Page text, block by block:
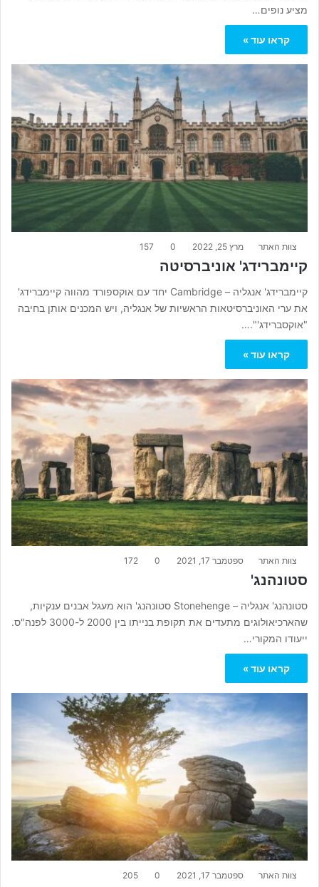
מציע נופים…
קראו עוד »
צוות האתר מרץ 25, 2022 0
157
קיימברידג' אוניברסיטה
קיימברידג' אנגליה – Cambridge יחד עם אוקספורד מהווה קיימברידג'
את ערי האוניברסיטאות הראשיות של אנגליה, ויש המכנים אותן בחיבה
"אוקסברידג'".…
קראו עוד »
צוות האתר ספטמבר 17, 2021 0
172
סטונהנג'
סטונהנג' אנגליה – Stonehenge סטונהנג' הוא מעגל אבנים ענקיות,
שהארכיאולוגים מתעדים את תקופת בנייתו בין 2000 ל-3000 לפנה"ס.
ייעודו המקורי…
קראו עוד »
צוות האתר ספטמבר 17, 2021 0
205